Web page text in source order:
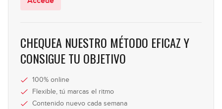
CHEQUEA NUESTRO MÉTODO EFICAZ Y
CONSIGUE TU OBJETIVO
100% online
Flexible, tú marcas el ritmo
Contenido nuevo cada semana